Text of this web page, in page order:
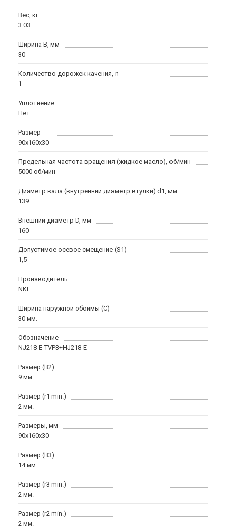
Вес, кг
3.03
Ширина B, мм
30
Количество дорожек качения, n
1
Уплотнение
Нет
Размер
90x160x30
Предельная частота вращения (жидкое масло), об/мин
5000 об/мин
Диаметр вала (внутренний диаметр втулки) d1, мм
139
Внешний диаметр D, мм
160
Допустимое осевое смещение (S1)
1,5
Производитель
NKE
Ширина наружной обоймы (C)
30 мм.
Обозначение
NJ218-E-TVP3+HJ218-E
Размер (B2)
9 мм.
Размер (r1 min.)
2 мм.
Размеры, мм
90x160x30
Размер (B3)
14 мм.
Размер (r3 min.)
2 мм.
Размер (r2 min.)
2 мм.